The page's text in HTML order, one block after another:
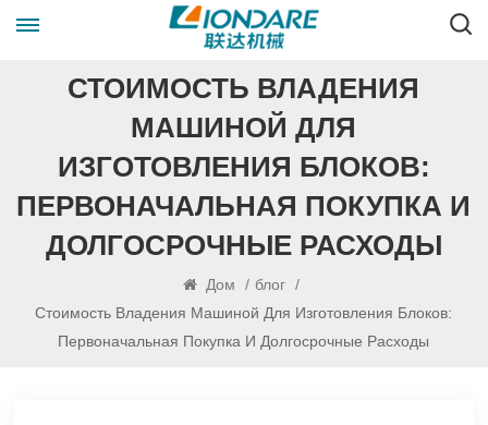
СТОИМОСТЬ ВЛАДЕНИЯ
МАШИНОЙ ДЛЯ
ИЗГОТОВЛЕНИЯ БЛОКОВ:
ПЕРВОНАЧАЛЬНАЯ ПОКУПКА И
ДОЛГОСРОЧНЫЕ РАСХОДЫ
Дом / блог /
Стоимость Владения Машиной Для Изготовления Блоков:
Первоначальная Покупка И Долгосрочные Расходы